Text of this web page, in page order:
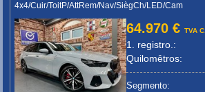
4x4/Cuir/ToitP/AttRem/Nav/SiègCh/LED/Cam
64.970 €TVA C.
1. registro.:
Quilomêtros:
Segmento: